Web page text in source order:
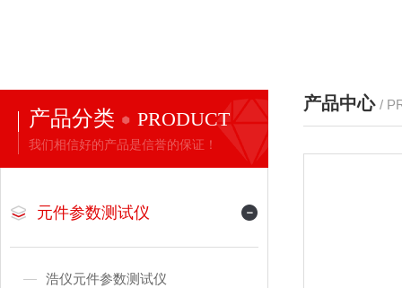
产品分类 PRODUCT
我们相信好的产品是信誉的保证！
元件参数测试仪
浩仪元件参数测试仪
产品中心 /